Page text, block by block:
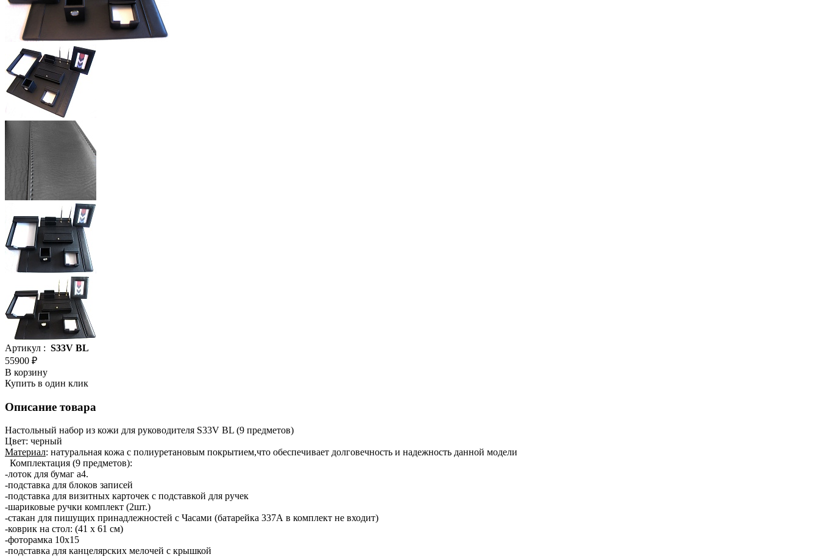
Артикул : S33V BL
55900 ₽
В корзину
Купить в один клик
Описание товара
Настольный набор из кожи для руководителя S33V BL (9 предметов)
Цвет: черный
Материал: натуральная кожа с полиуретановым покрытием,что обеспечивает долговечность и надежность данной модели
Комплектация (9 предметов):
-лоток для бумаг a4.
-подставка для блоков записей
-подставка для визитных карточек с подставкой для ручек
-шариковые ручки комплект (2шт.)
-стакан для пишущих принадлежностей с Часами (батарейка 337А в комплект не входит)
-коврик на стол: (41 х 61 см)
-фоторамка 10х15
-подставка для канцелярских мелочей с крышкой